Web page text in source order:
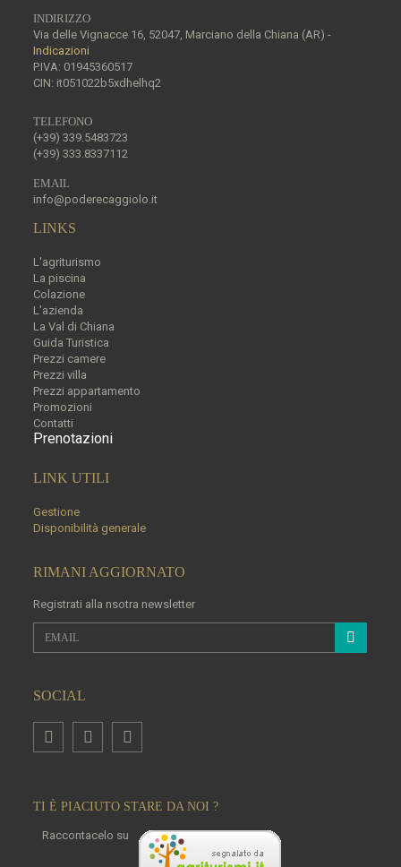
INDIRIZZO
Via delle Vignacce 16, 52047, Marciano della Chiana (AR) -
Indicazioni
P.IVA: 01945360517
CIN: it051022b5xdhelhq2
TELEFONO
(+39) 339.5483723
(+39) 333.8337112
EMAIL
info@poderecaggiolo.it
LINKS
L'agriturismo
La piscina
Colazione
L'azienda
La Val di Chiana
Guida Turistica
Prezzi camere
Prezzi villa
Prezzi appartamento
Promozioni
Contatti
Prenotazioni
LINK UTILI
Gestione
Disponibilità generale
RIMANI AGGIORNATO
Registrati alla nsotra newsletter
SOCIAL
TI È PIACIUTO STARE DA NOI ?
Raccontacelo su